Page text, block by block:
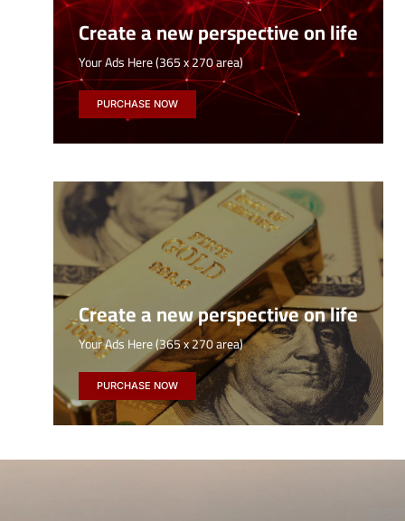
Create a new perspective on life
Your Ads Here (365 x 270 area)
PURCHASE NOW
Create a new perspective on life
Your Ads Here (365 x 270 area)
PURCHASE NOW